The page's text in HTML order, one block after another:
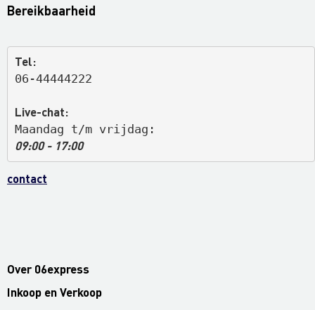
Bereikbaarheid
Tel:
06-44444222
Live-chat:
Maandag t/m vrijdag:
09:00 - 17:00
contact
Over 06express
Inkoop en Verkoop